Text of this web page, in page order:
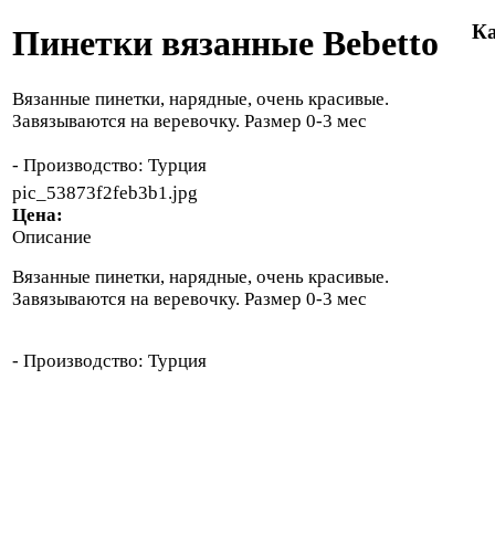
Пинетки вязанные Bebetto
Вязанные пинетки, нарядные, очень красивые.
Завязываются на веревочку. Размер 0-3 мес
- Производство: Турция
pic_53873f2feb3b1.jpg
Цена:
Описание
Вязанные пинетки, нарядные, очень красивые.
Завязываются на веревочку. Размер 0-3 мес
- Производство: Турция